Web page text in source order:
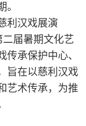
利汉戏展演
届暑期文化艺
承保护中心、
旨在以慈利汉戏
艺术传承，为推